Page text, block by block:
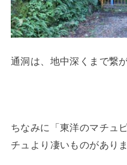
通洞は、地中深くまで繋
ちなみに「東洋のマチュ
チュより凄いものがありま